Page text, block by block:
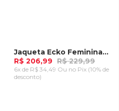
-10%Jaqueta Ecko Feminina Jeans Azul
R$ 206,99 R$ 229,99
6x de R$ 34,49 Ou no Pix (10% de
desconto)